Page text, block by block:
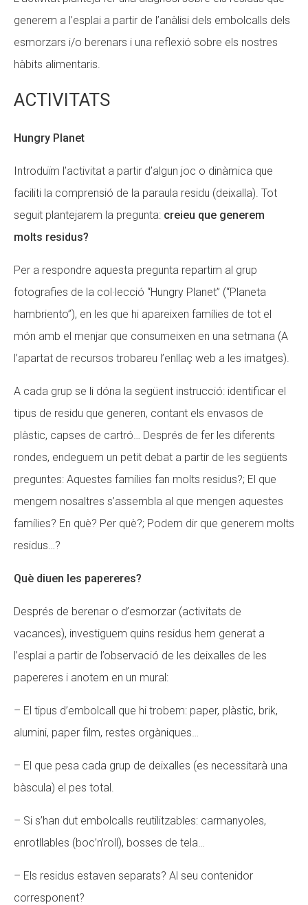
generem a l’esplai a partir de l’anàlisi dels embolcalls dels
esmorzars i/o berenars i una reflexió sobre els nostres
hàbits alimentaris.
ACTIVITATS
Hungry Planet
Introduïm l’activitat a partir d’algun joc o dinàmica que
faciliti la comprensió de la paraula residu (deixalla). Tot
seguit plantejarem la pregunta: creieu que generem
molts residus?
Per a respondre aquesta pregunta repartim al grup
fotografies de la col·lecció “Hungry Planet” (“Planeta
hambriento”), en les que hi apareixen famílies de tot el
món amb el menjar que consumeixen en una setmana (A
l’apartat de recursos trobareu l’enllaç web a les imatges).
A cada grup se li dóna la següent instrucció: identificar el
tipus de residu que generen, contant els envasos de
plàstic, capses de cartró… Després de fer les diferents
rondes, endeguem un petit debat a partir de les següents
preguntes: Aquestes famílies fan molts residus?; El que
mengem nosaltres s’assembla al que mengen aquestes
famílies? En què? Per què?; Podem dir que generem molts
residus…?
Què diuen les papereres?
Després de berenar o d’esmorzar (activitats de
vacances), investiguem quins residus hem generat a
l’esplai a partir de l’observació de les deixalles de les
papereres i anotem en un mural:
– El tipus d’embolcall que hi trobem: paper, plàstic, brik,
alumini, paper film, restes orgàniques…
– El que pesa cada grup de deixalles (es necessitarà una
bàscula) el pes total.
– Si s’han dut embolcalls reutilitzables: carmanyoles,
enrotllables (boc’n’roll), bosses de tela…
– Els residus estaven separats? Al seu contenidor
corresponent?